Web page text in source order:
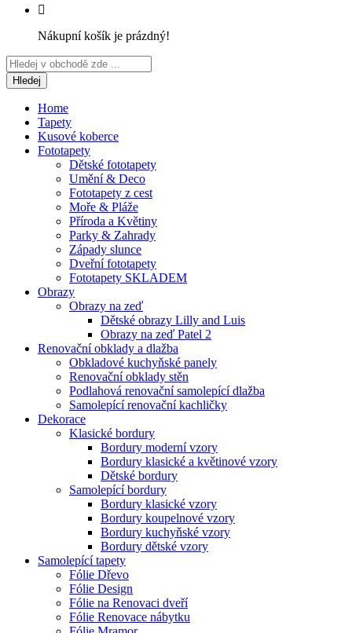
Nákupní košík je prázdný!
Hledej
Home
Tapety
Kusové koberce
Fototapety
Dětské fototapety
Umění & Deco
Fototapety z cest
Moře & Pláže
Příroda a Květiny
Parky & Zahrady
Západy slunce
Dveřní fototapety
Fototapety SKLADEM
Obrazy
Obrazy na zeď
Dětské obrazy Lilly and Luis
Obrazy na zeď Patel 2
Renovační obklady a dlažba
Obkladové kuchyňské panely
Renovační obklady stěn
Podlahová renovační samolepící dlažba
Samolepící renovační kachličky
Dekorace
Klasické bordury
Bordury moderní vzory
Bordury klasické a květinové vzory
Dětské bordury
Samolepící bordury
Bordury klasické vzory
Bordury koupelnové vzory
Bordury kuchyňské vzory
Bordury dětské vzory
Samolepící tapety
Fólie Dřevo
Fólie Design
Fólie na Renovaci dveří
Fólie Renovace nábytku